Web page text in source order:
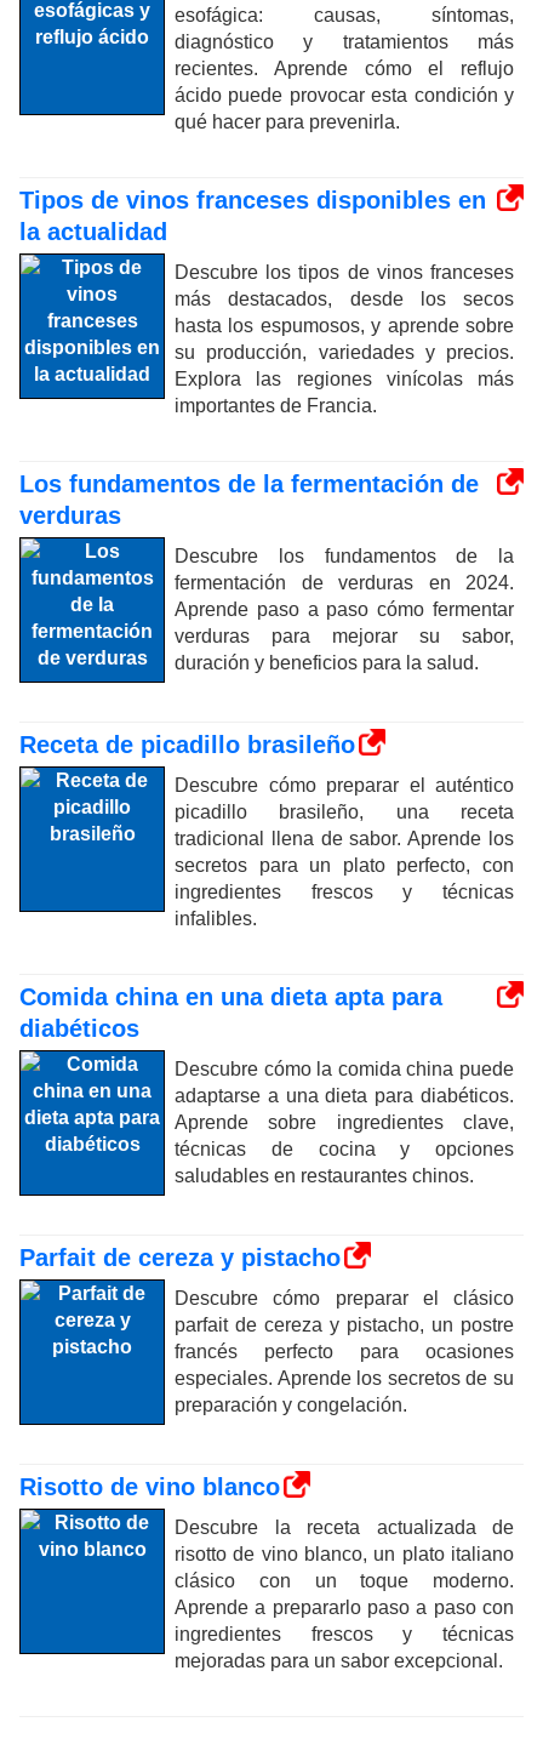
esofágica: causas, síntomas,
diagnóstico y tratamientos más
recientes. Aprende cómo el reflujo
ácido puede provocar esta condición y
qué hacer para prevenirla.
Tipos de vinos franceses disponibles en
la actualidad
Descubre los tipos de vinos franceses
más destacados, desde los secos
hasta los espumosos, y aprende sobre
su producción, variedades y precios.
Explora las regiones vinícolas más
importantes de Francia.
Los fundamentos de la fermentación de
verduras
Descubre los fundamentos de la
fermentación de verduras en 2024.
Aprende paso a paso cómo fermentar
verduras para mejorar su sabor,
duración y beneficios para la salud.
Receta de picadillo brasileño
Descubre cómo preparar el auténtico
picadillo brasileño, una receta
tradicional llena de sabor. Aprende los
secretos para un plato perfecto, con
ingredientes frescos y técnicas
infalibles.
Comida china en una dieta apta para
diabéticos
Descubre cómo la comida china puede
adaptarse a una dieta para diabéticos.
Aprende sobre ingredientes clave,
técnicas de cocina y opciones
saludables en restaurantes chinos.
Parfait de cereza y pistacho
Descubre cómo preparar el clásico
parfait de cereza y pistacho, un postre
francés perfecto para ocasiones
especiales. Aprende los secretos de su
preparación y congelación.
Risotto de vino blanco
Descubre la receta actualizada de
risotto de vino blanco, un plato italiano
clásico con un toque moderno.
Aprende a prepararlo paso a paso con
ingredientes frescos y técnicas
mejoradas para un sabor excepcional.